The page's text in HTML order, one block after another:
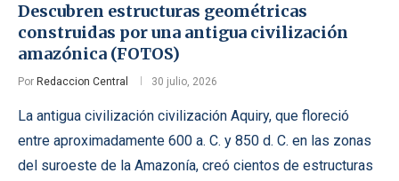
Descubren estructuras geométricas
construidas por una antigua civilización
amazónica (FOTOS)
Por Redaccion Central 30 julio, 2026
La antigua civilización civilización Aquiry, que floreció
entre aproximadamente 600 a. C. y 850 d. C. en las zonas
del suroeste de la Amazonía, creó cientos de estructuras